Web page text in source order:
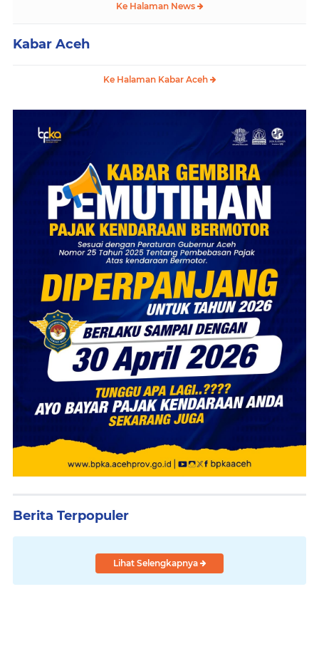
Ke Halaman News
Kabar Aceh
Ke Halaman Kabar Aceh
Berita Terpopuler
Lihat Selengkapnya